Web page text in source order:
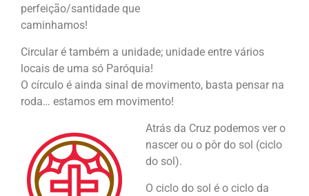
perfeição/santidade que
caminhamos!
Circular é também a unidade; unidade entre vários
locais de uma só Paróquia!
O círculo é ainda sinal de movimento, basta pensar na
roda… estamos em movimento!
Atrás da Cruz podemos ver o
nascer ou o pôr do sol (ciclo
do sol).
O ciclo do sol é o ciclo da